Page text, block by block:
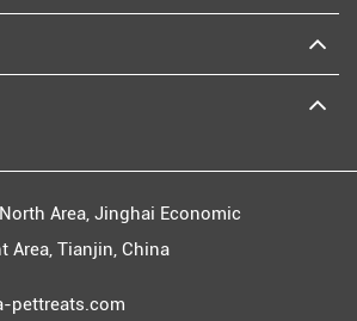
Area, Jinghai Economic
Area, Tianjin, China
pettreats.com